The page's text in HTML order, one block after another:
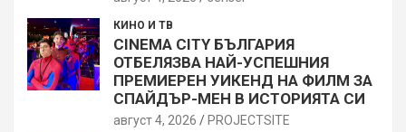
КИНО И ТВ
CINEMA CITY БЪЛГАРИЯ
ОТБЕЛЯЗВА НАЙ-УСПЕШНИЯ
ПРЕМИЕРЕН УИКЕНД НА ФИЛМ ЗА
СПАЙДЪР-МЕН В ИСТОРИЯТА СИ
август 4, 2026 PROJECTSITЕ